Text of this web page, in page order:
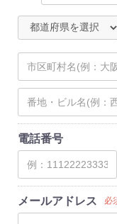
電話番号
メールアドレス 必